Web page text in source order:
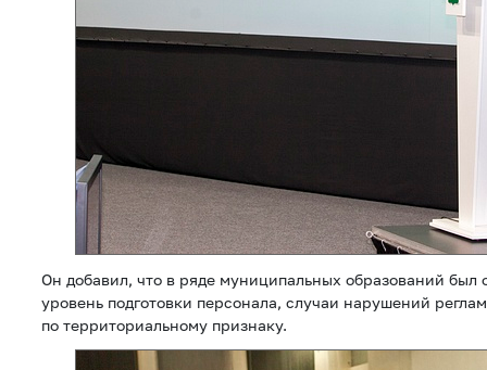
Он добавил, что в ряде муниципальных образований был
уровень подготовки персонала, случаи нарушений
по территориальному признаку.